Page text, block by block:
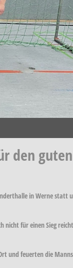
den
in Werne statt
für einen Sieg
und feuerten die